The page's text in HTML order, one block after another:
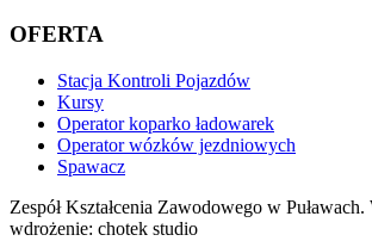
OFERTA
Stacja Kontroli Pojazdów
Kursy
Operator koparko ładowarek
Operator wózków jezdniowych
Spawacz
Zespół Kształcenia Zawodowego w
wdrożenie: chotek studio